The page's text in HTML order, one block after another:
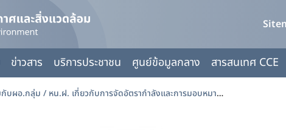
ข่าวสาร บริการประชาชน ศูนย์ข้อมูลกลาง สารสนเทศ CCE
หารือร่วมกับผอ.กลุ่ม / หน.ฝ. เกี่ยวกับการจัดอัตรากำลังและการมอบหมายหน้าที่ให้ข้าราชการ